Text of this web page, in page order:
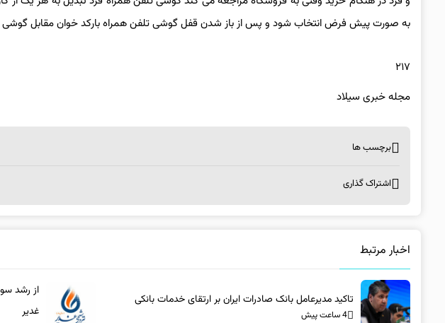
به صورت پیش فرض انتخاب شود و پس از باز شدن قفل گوشی تلفن همراه بارکد خوان مقابل گوشی
۲۱۷
مجله خبری سیلاد
برچسب ها
اشتراک گذاری
اخبار مرتبط
تاکید مدیرعامل بانک صادرات ایران بر ارتقای خدمات بانکی​
4 ساعت پیش
از رشد
غدیر